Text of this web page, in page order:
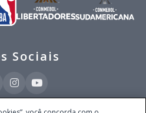
Sociais